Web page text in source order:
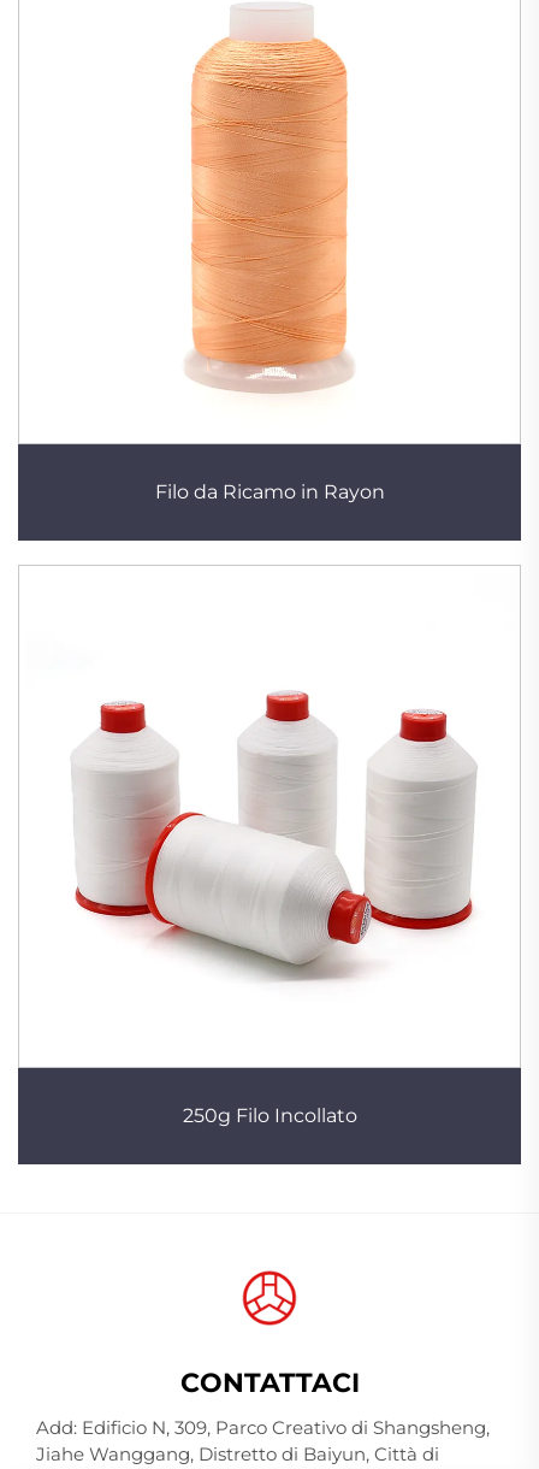
Filo da Ricamo in Rayon
250g Filo Incollato
CONTATTACI
Add: Edificio N, 309, Parco Creativo di Shangsheng,
Jiahe Wanggang, Distretto di Baiyun, Città di